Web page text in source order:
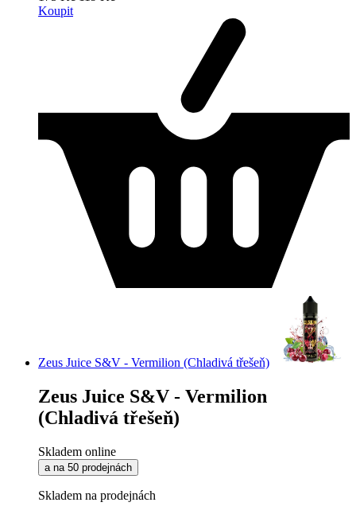
Koupit
Zeus Juice S&V - Vermilion (Chladivá třešeň)
Zeus Juice S&V - Vermilion
(Chladivá třešeň)
Skladem online
a na 50 prodejnách
Skladem na prodejnách